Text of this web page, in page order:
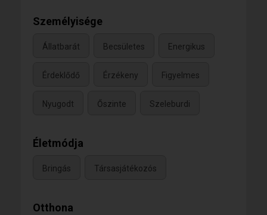
Személyisége
Állatbarát Becsületes Energikus
Érdeklődő Érzékeny Figyelmes
Nyugodt Őszinte Szeleburdi
Életmódja
Bringás Társasjátékozós
Otthona